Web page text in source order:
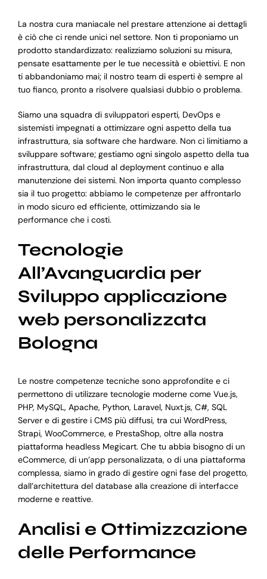
La nostra cura maniacale nel prestare attenzione ai dettagli
è ciò che ci rende unici nel settore. Non ti proponiamo un
prodotto standardizzato: realizziamo soluzioni su misura,
pensate esattamente per le tue necessità e obiettivi. E non
ti abbandoniamo mai; il nostro team di esperti è sempre al
tuo fianco, pronto a risolvere qualsiasi dubbio o problema.
Siamo una squadra di sviluppatori esperti, DevOps e
sistemisti impegnati a ottimizzare ogni aspetto della tua
infrastruttura, sia software che hardware. Non ci limitiamo a
sviluppare software; gestiamo ogni singolo aspetto della tua
infrastruttura, dal cloud al deployment continuo e alla
manutenzione dei sistemi. Non importa quanto complesso
sia il tuo progetto: abbiamo le competenze per affrontarlo
in modo sicuro ed efficiente, ottimizzando sia le
performance che i costi.
Tecnologie
All’Avanguardia per
Sviluppo applicazione
web personalizzata
Bologna
Le nostre competenze tecniche sono approfondite e ci
permettono di utilizzare tecnologie moderne come Vue.js,
PHP, MySQL, Apache, Python, Laravel, Nuxt.js, C#, SQL
Server e di gestire i CMS più diffusi, tra cui WordPress,
Strapi, WooCommerce, e PrestaShop, oltre alla nostra
piattaforma headless Megicart. Che tu abbia bisogno di un
eCommerce, di un’app personalizzata, o di una piattaforma
complessa, siamo in grado di gestire ogni fase del progetto,
dall’architettura del database alla creazione di interfacce
moderne e reattive.
Analisi e Ottimizzazione
delle Performance